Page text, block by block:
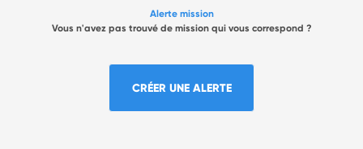
Alerte mission
Vous n'avez pas trouvé de mission qui vous correspond ?
CRÉER UNE ALERTE